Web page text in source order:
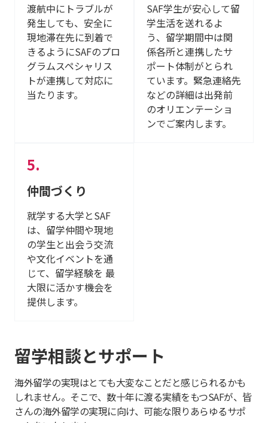
渡航中にトラブルが
発生しても、安全に
現地滞在先に到着で
きるようにSAFのプロ
グラムスペシャリス
トが連携して対応に
当たります。
SAF学生が安心して留
学生活を送れるよ
う、留学期間中は関
係各所と連携したサ
ポート体制がとられ
ています。緊急連絡先
などの詳細は出発前
のオリエンテーショ
ンでご案内します。
仲間づくり
就学する大学とSAF
は、留学仲間や現地
の学生と出会う交流
や文化イベントを通
じて、留学経験を 最
大限に活かす機会を
提供します。
留学相談とサポート
海外留学の実現はとても大変なことだと感じられるかも
しれません。そこで、数十年に渡る実績をもつSAFが、皆
さんの海外留学の実現に向け、可能な限りあらゆるサポ